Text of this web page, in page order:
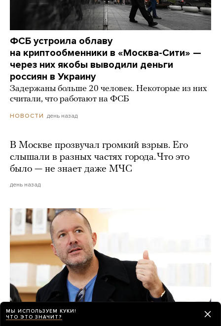
ФСБ устроила облаву
на криптообменники в «Москва-Сити» —
через них якобы выводили деньги
россиян в Украину
Задержаны больше 20 человек. Некоторые из них
считали, что работают на ФСБ
НОВОСТИ день назад
В Москве прозвучал громкий взрыв. Его
слышали в разных частях города. Что это
было — не знает даже МЧС
день назад
МЫ ИСПОЛЬЗУЕМ КУКИ!
ЧТО ЭТО ЗНАЧИТ?